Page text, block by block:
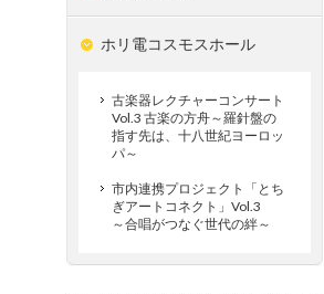
ホリ電コスモスホール
古楽器レクチャーコンサート
Vol.3 古楽の方舟～羅針盤の
指す先は、十八世紀ヨーロッ
パ～
市内連携プロジェクト「とち
ぎアートコネクト」Vol.3
～合唱がつなぐ世代の絆～